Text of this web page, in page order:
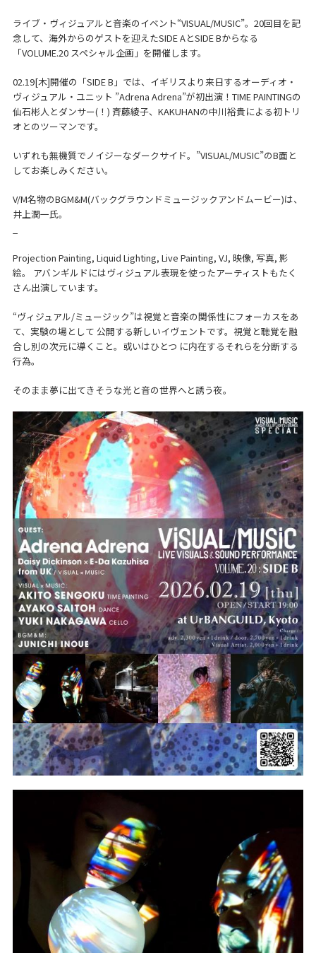
ライブ・ヴィジュアルと音楽のイベント“VISUAL/MUSIC”。20回目を記
念して、海外からのゲストを迎えたSIDE AとSIDE Bからなる
「VOLUME.20 スペシャル企画」を開催します。
02.19[木]開催の「SIDE B」では、イギリスより来日するオーディオ・
ヴィジュアル・ユニット ”Adrena Adrena”が初出演！TIME PAINTINGの
仙石彬人とダンサー(！) 斉藤綾子、KAKUHANの中川裕貴による初トリ
オとのツーマンです。
いずれも無機質でノイジーなダークサイド。”VISUAL/MUSIC”のB面と
してお楽しみください。
V/M名物のBGM&M(バックグラウンドミュージックアンドムービー)は、
井上潤一氏。
Projection Painting, Liquid Lighting, Live Painting, VJ, 映像, 写真, 影
絵。 アバンギルドにはヴィジュアル表現を使ったアーティストもたく
さん出演しています。
“ヴィジュアル/ミュージック”は視覚と音楽の関係性にフォーカスをあ
て、実験の場として 公開する新しいイヴェントです。視覚と聴覚を融
合し別の次元に導くこと。或いはひとつ に内在するそれらを分断する
行為。
そのまま夢に出てきそうな光と音の世界へと誘う夜。